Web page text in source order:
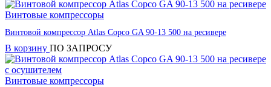
Винтовые компрессоры
Винтовой компрессор Atlas Copco GA 90-13 500 на ресивере
В корзину ПО ЗАПРОСУ
Винтовые компрессоры